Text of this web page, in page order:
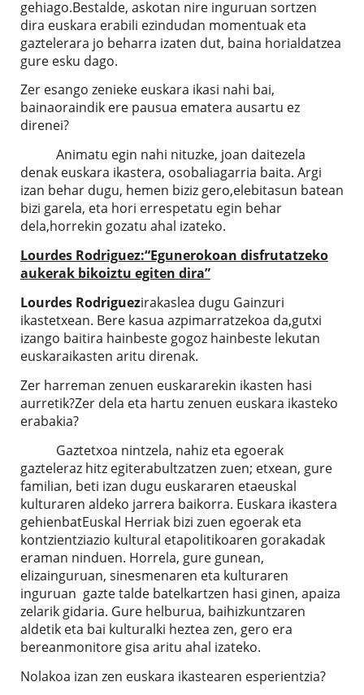
gehiago.Bestalde, askotan nire inguruan sortzen
dira euskara erabili ezindudan momentuak eta
gaztelerara jo beharra izaten dut, baina horialdatzea
gure esku dago.
Zer esango zenieke euskara ikasi nahi bai,
bainaoraindik ere pausua ematera ausartu ez
direnei?
Animatu egin nahi nituzke, joan daitezela
denak euskara ikastera, osobaliagarria baita. Argi
izan behar dugu, hemen biziz gero,elebitasun batean
bizi garela, eta hori errespetatu egin behar
dela,horrekin gozatu ahal izateko.
Lourdes Rodriguez:“Egunerokoan disfrutatzeko
aukerak bikoiztu egiten dira”
Lourdes Rodriguezirakaslea dugu Gainzuri
ikastetxean. Bere kasua azpimarratzekoa da,gutxi
izango baitira hainbeste gogoz hainbeste lekutan
euskaraikasten aritu direnak.
Zer harreman zenuen euskararekin ikasten hasi
aurretik?Zer dela eta hartu zenuen euskara ikasteko
erabakia?
Gaztetxoa nintzela, nahiz eta egoerak
gazteleraz hitz egiterabultzatzen zuen; etxean, gure
familian, beti izan dugu euskararen etaeuskal
kulturaren aldeko jarrera baikorra. Euskara ikastera
gehienbatEuskal Herriak bizi zuen egoerak eta
kontzientziazio kultural etapolitikoaren gorakadak
eraman ninduen. Horrela, gure gunean,
elizainguruan, sinesmenaren eta kulturaren
inguruan gazte talde batelkartzen hasi ginen, apaiza
zelarik gidaria. Gure helburua, baihizkuntzaren
aldetik eta bai kulturalki heztea zen, gero era
bereanmonitore gisa aritu ahal izateko.
Nolakoa izan zen euskara ikastearen esperientzia?